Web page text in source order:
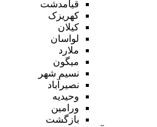
قیامدشت
کهریزک
کیلان
لواسان
ملارد
میگون
نسیم شهر
نصیرآباد
وحیدیه
ورامین
بازگشت